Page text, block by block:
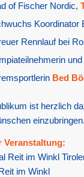
of Fischer Nordic,
Koordinator
Rennlauf bei
Bed
ist herzlich
einzubringen.
Veranstaltung:
Reit im Winkl
im Winkl